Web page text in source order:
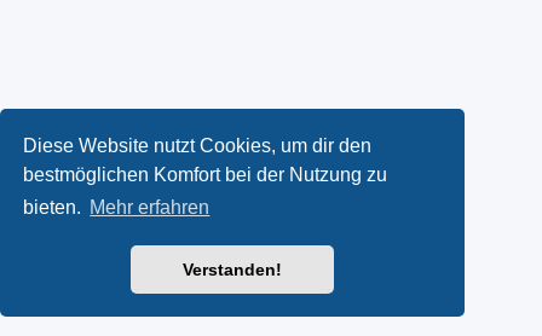
Diese Website nutzt Cookies, um dir den
bestmöglichen Komfort bei der Nutzung zu
bieten. Mehr erfahren
Verstanden!